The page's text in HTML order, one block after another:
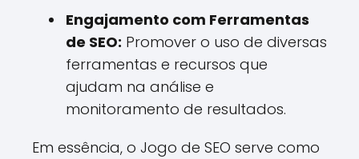
Engajamento com Ferramentas
de SEO: Promover o uso de diversas
ferramentas e recursos que
ajudam na análise e
monitoramento de resultados.
Em essência, o Jogo de SEO serve como